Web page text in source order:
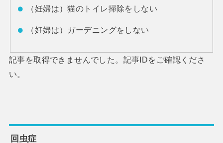
（妊婦は）猫のトイレ掃除をしない
（妊婦は）ガーデニングをしない
記事を取得できませんでした。記事IDをご確認くださ
い。
回虫症